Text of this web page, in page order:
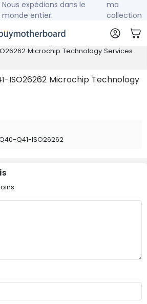
Nous expédions dans le
monde entier.
ma
collection
ISO26262 Microchip Technology
Q41-ISO26262